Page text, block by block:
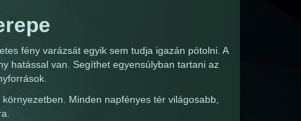
fény varázsát egyik sem tudja igazán pótolni. A
hatással van. Segíthet egyensúlyban tartani az
Minden napfényes tér világosabb,